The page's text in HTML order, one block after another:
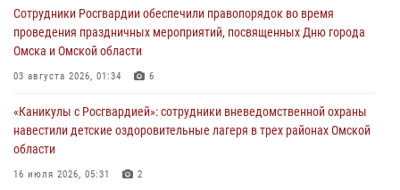
29 июля 2026, 01:49
Росгвардейцы приняли участие в крестном ходе в День крещения
Руси в Омске
При содействии спецназа Росгвардии пресечены нарушения
миграционного законодательства в Омске (видео)
27 июля 2026, 07:54
Сотрудники Росгвардии обеспечили правопорядок во время
проведения праздничных мероприятий, посвященных Дню города
Омска и Омской области
03 августа 2026, 01:34 6
«Каникулы с Росгвардией»: сотрудники вневедомственной охраны
навестили детские оздоровительные лагеря в трех районах Омской
области
16 июля 2026, 05:31 2